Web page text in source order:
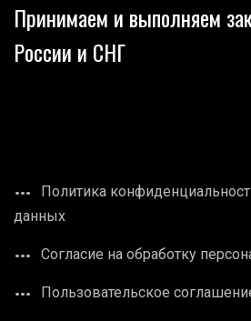
Принимаем и выполняем
России и СНГ
Политика
данных
Согласие на обработку
Пользовательское